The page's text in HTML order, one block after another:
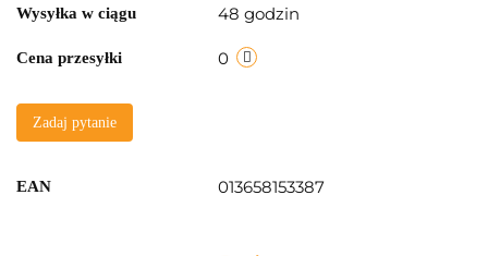
Wysyłka w ciągu 48 godzin
Cena przesyłki 0
Zadaj pytanie
EAN 013658153387